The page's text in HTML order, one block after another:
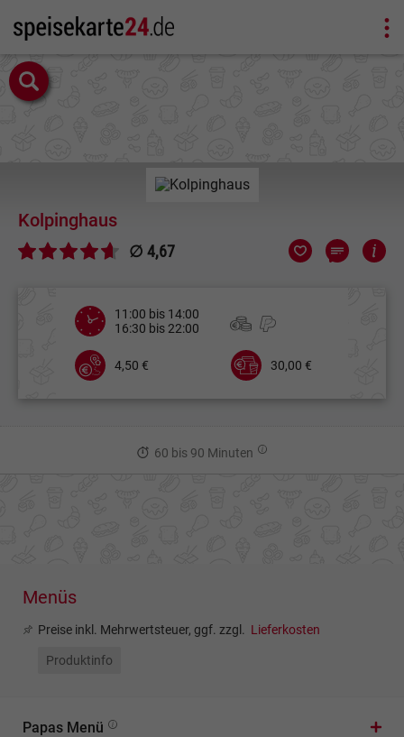
Kolpinghaus
∅ 4,67
11:00 bis 14:00
16:30 bis 22:00
4,50 € 30,00 €
60 bis 90 Minuten
Menüs
Preise inkl. Mehrwertsteuer, ggf. zzgl. Lieferkosten
Produktinfo
Papas Menü